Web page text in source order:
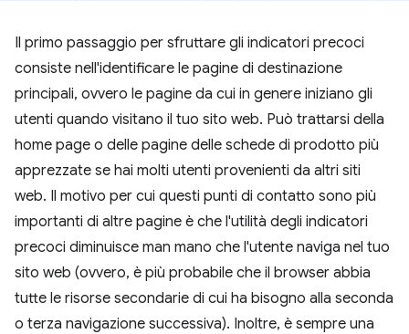
Il primo passaggio per sfruttare gli indicatori precoci
consiste nell'identificare le pagine di destinazione
principali, ovvero le pagine da cui in genere iniziano gli
utenti quando visitano il tuo sito web. Può trattarsi della
home page o delle pagine delle schede di prodotto più
apprezzate se hai molti utenti provenienti da altri siti
web. Il motivo per cui questi punti di contatto sono più
importanti di altre pagine è che l'utilità degli indicatori
precoci diminuisce man mano che l'utente naviga nel tuo
sito web (ovvero, è più probabile che il browser abbia
tutte le risorse secondarie di cui ha bisogno alla seconda
o terza navigazione successiva). Inoltre, è sempre una